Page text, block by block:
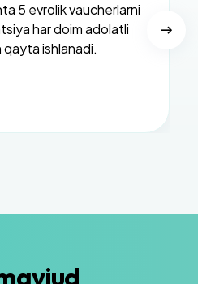
5 evrolik vaucherlarni
har doim adolatli
ishlanadi.